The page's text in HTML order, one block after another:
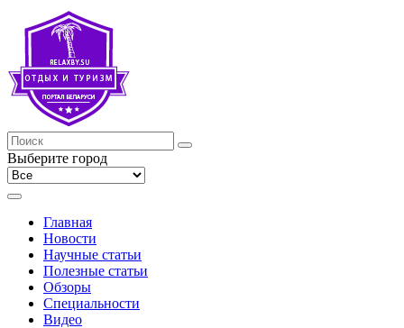
Выберите город
Главная
Новости
Научные статьи
Полезные статьи
Обзоры
Специальности
Видео